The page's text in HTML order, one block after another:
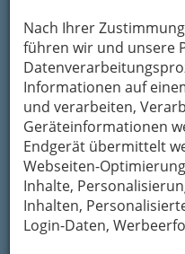
Nach Ihrer Zustimmung
führen wir und unsere
Informationen auf
und verarbeiten,
Geräteinformationen
Endgerät übermittelt
Webseiten-
Inhalte,
Inhalten,
Login-Daten,
kleinere
Seit Jänner 2012
Varieté Museum.